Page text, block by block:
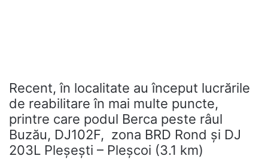
Recent, în localitate au început lucrările
de reabilitare în mai multe puncte,
printre care podul Berca peste râul
Buzău, DJ102F, zona BRD Rond și DJ
203L Pleșești – Pleșcoi (3.1 km)